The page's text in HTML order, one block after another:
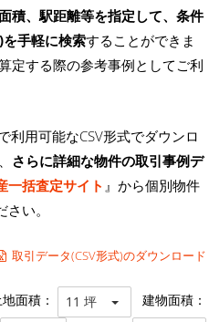
積、駅距離等を指定して、条件
手軽に検索することができま
定する際の参考事例としてご利
利用可能なCSV形式でダウンロ
さらに詳細な物件の取引事例デ
一括査定サイト 』から個別物件
い。
取引データ(CSV形式)のダウンロード
面積： 11 坪 建物面積：